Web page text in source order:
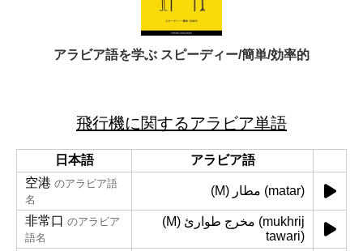
アラビア語を学ぶ スピーディー/簡単/効率的
飛行機に関するアラビア単語
日本語
アラビア語
空港 のアラビア語
名
(M) مطار (matar)
非常口 のアラビア
語名
(M) مخرج طوارئ (mukhrij
tawari)